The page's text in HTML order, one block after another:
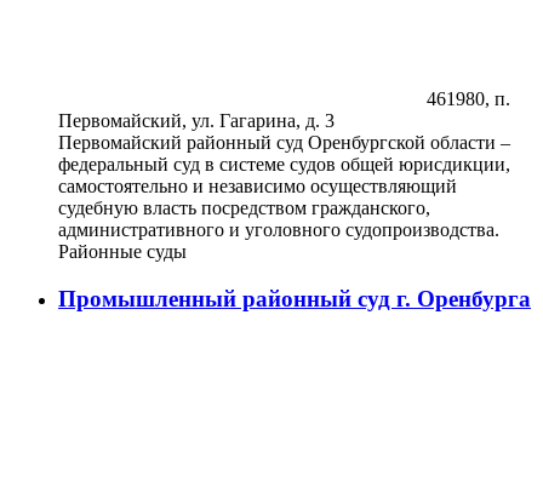
461980, п.
Первомайский, ул. Гагарина, д. 3
Первомайский районный суд Оренбургской области –
федеральный суд в системе судов общей юрисдикции,
самостоятельно и независимо осуществляющий
судебную власть посредством гражданского,
административного и уголовного судопроизводства.
Районные суды
Промышленный районный суд г. Оренбурга